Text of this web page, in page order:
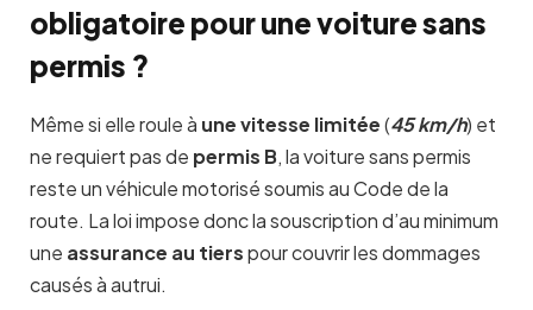
obligatoire pour une voiture sans
permis ?
Même si elle roule à une vitesse limitée(45 km/h) et
ne requiert pas de permis B, la voiture sans permis
reste un véhicule motorisé soumis au Code de la
route. La loi impose donc la souscription d’au minimum
une assurance au tierspour couvrir les dommages
causés à autrui.